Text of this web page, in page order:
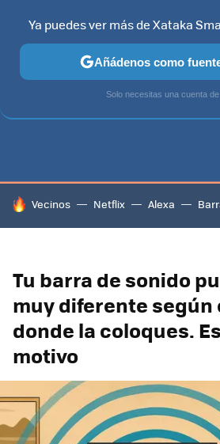
SAMSUNG SMART TV TIZEN
HOY SE HABLA DE
Vecinos Netflix Alexa
Tu barra de sonido
muy diferente según
donde la coloques.
motivo
Ya puedes ver más de Xataka
Añádenos como
Solo necesitas una cuenta